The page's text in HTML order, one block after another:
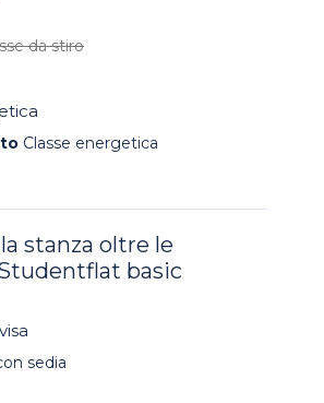
da stiro
Classe energetica
stanza oltre le
basic
sedia